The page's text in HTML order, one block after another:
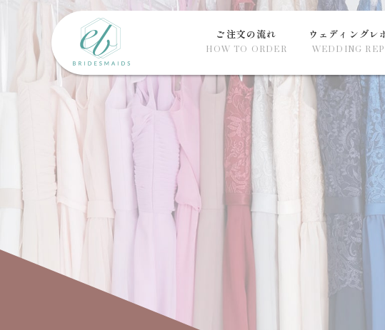
ご注文の流れ
HOW TO ORDER
ウェディングレ
WEDDING